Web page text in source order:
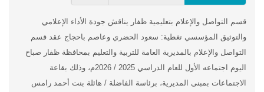
قسم التواصل والإعلام بتعليمية ظفار يناقش جودة الأداء الإعلامي
والتوثيق المؤسسي تغطية: سعود الحضري وعاصم باحجاج عقد قسم
التواصل والإعلام بالمديرية العامة للتربية والتعليم بمحافظة ظفار صباح
اليوم اجتماعه الأول للعام الدراسي 2025 / 2026م، وذلك بقاعة
الاجتماعات بمبنى المديرية، برئاسة الفاضلة / هائلة بنت أحمد رامس